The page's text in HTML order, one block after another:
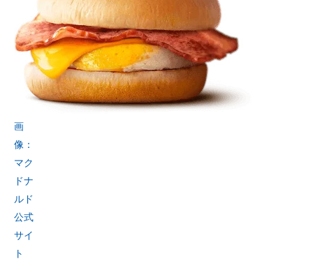
画
像：
マク
ドナ
ルド
公式
サイ
ト